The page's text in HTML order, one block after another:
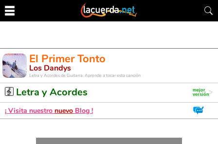
El Primer Tonto
Los Dandys
Letra y Acordes de Guitarra. Aprende a tocar esta canción
Letra y Acordes
¡ Visita nuestro nuevo Blog !